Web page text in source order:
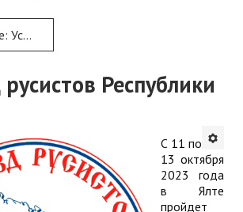
в КРИППО!
Республики
С 11 по
13 октября
2023 года
в Ялте
пройдет